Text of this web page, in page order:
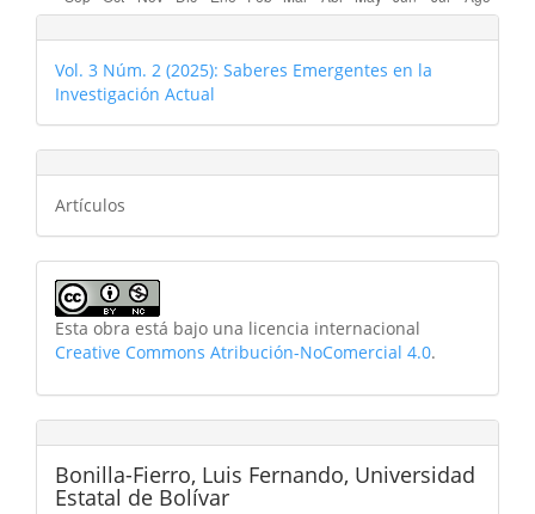
Vol. 3 Núm. 2 (2025): Saberes Emergentes en la
Investigación Actual
Artículos
Esta obra está bajo una licencia internacional
Creative Commons Atribución-NoComercial 4.0.
Bonilla-Fierro, Luis Fernando, Universidad
Estatal de Bolívar